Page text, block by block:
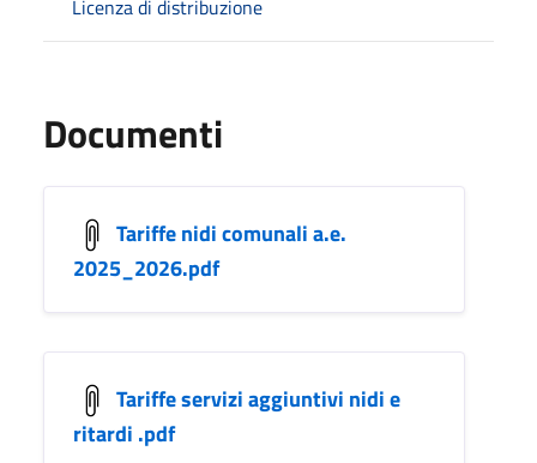
Licenza di distribuzione
Documenti
Tariffe nidi comunali a.e.
2025_2026.pdf
Tariffe servizi aggiuntivi nidi e
ritardi .pdf